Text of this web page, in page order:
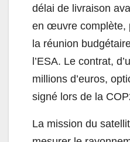
délai de livraison
en œuvre complète,
la réunion
l’ESA. Le contrat,
millions d’euros,
signé lors de la
La mission du